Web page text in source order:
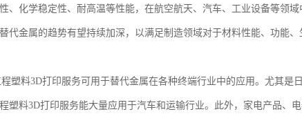
、化学稳定性、耐高温等性能，在航空航天、汽车、工业设备等领
代金属的趋势有望持续加深，以满足制造领域对于材料性能、功能
塑料3D打印服务可用于替代金属在各种终端行业中的应用。尤其是
塑料3D打印服务能大量应用于汽车和运输行业。此外，家电产品、